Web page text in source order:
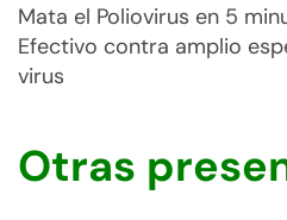
Mata el Poliovirus en 5
Efectivo contra amplio
virus
Otras